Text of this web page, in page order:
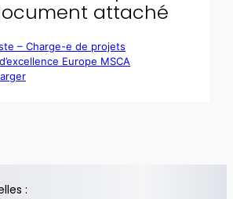
attaché
– Charge-e de projets
Europe MSCA
: